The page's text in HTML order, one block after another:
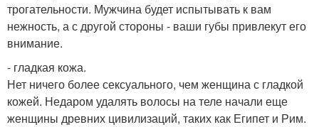
трогательности. Мужчина будет испытывать к вам
нежность, а с другой стороны - ваши губы привлекут его
внимание.
- гладкая кожа.
Нет ничего более сексуального, чем женщина с гладкой
кожей. Недаром удалять волосы на теле начали еще
женщины древних цивилизаций, таких как Египет и Рим.